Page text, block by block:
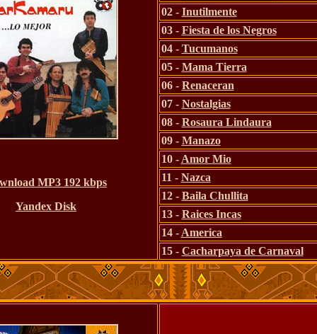
MP3 192 kbps
Yandex Disk
02 - Inutilmente
03 - Fiesta de los Negros
04 - Tucumanos
05 - Mama Tierra
06 - Renaceran
07 - Nostalgias
08 - Rosaura Lindaura
09 - Manazo
10 - Amor Mio
11 - Nazca
12 - Baila Chullita
13 - Raices Incas
14 - America
15 - Cacharpaya de Carnaval